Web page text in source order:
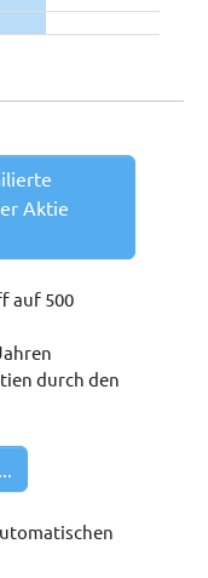
Aktie
auf 500
durch den